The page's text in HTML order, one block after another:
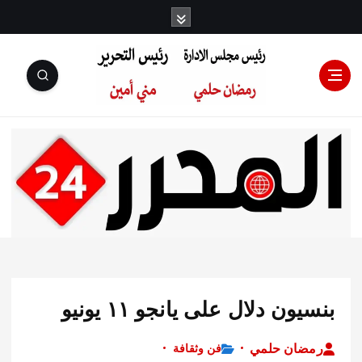
رئيس مجلس
الإدارة: رمضان
التحرير:مني أمين
دلال على يانجو ١١ يونيو
حلمي
فن وثقافة